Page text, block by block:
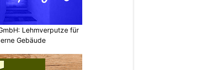
Lehmverputze für
Gebäude